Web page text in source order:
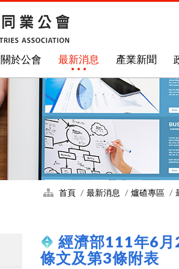
關於公會 最新消息 產業新聞
首頁 最新消息 爐碴專區
經濟部111年6月
條文及第3條附表